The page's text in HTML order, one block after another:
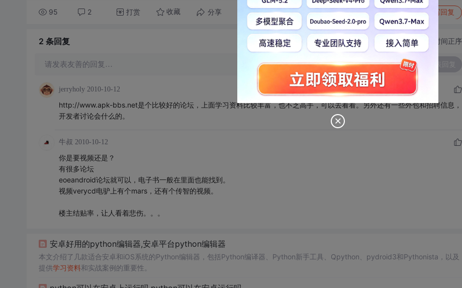
95 2 打赏 收藏 分享 转发到动态 举报 写回复
2 条回复 切换为时间正序
请发表友善的回复…
jerryholy 2010-10-12
http://www.apk-bbs.net是个比较好的论坛，上面学习资料比较丰富，也不乏高手，可以去看看。另外还有一些外包和招聘信息，
开发者讨论会什么的。
牛叔 2010-10-12
你是要视频还是？
有很多论坛
eoeandroid论坛就可以，电子书一般在里面也能找到。
视频verycd电驴上有个mars，还有个传智的视频。
楼主结贴率，让人看着悲伤。。。
安卓好用的python编辑器,安卓平台python编辑器
本文介绍了几款适合安卓和iOS系统的Python编辑器，包括Python编译器、Python新手工具、Qpython、pydroid3和Pythonista，以及
提供学习资料和实战案例的重要性。